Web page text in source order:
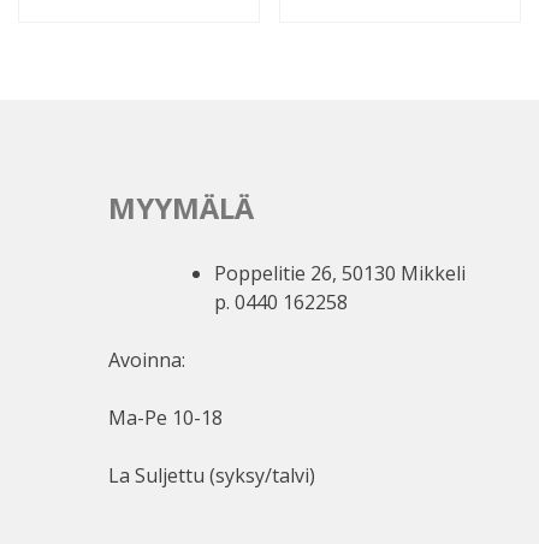
MYYMÄLÄ
Poppelitie 26, 50130 Mikkeli
p. 0440 162258
Avoinna:
Ma-Pe 10-18
La Suljettu (syksy/talvi)